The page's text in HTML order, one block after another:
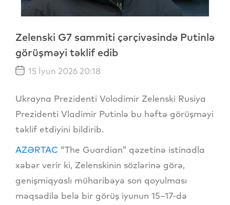
Zelenski G7 sammiti çərçivəsində Putinlə
görüşməyi təklif edib
15 İyun 2026 20:18
Ukrayna Prezidenti Volodimir Zelenski Rusiya
Prezidenti Vladimir Putinlə bu həftə görüşməyi
təklif etdiyini bildirib.
AZƏRTAC “The Guardian” qəzetinə istinadla
xəbər verir ki, Zelenskinin sözlərinə görə,
genişmiqyaslı müharibəyə son qoyulması
məqsədilə belə bir görüş iyunun 15–17-də